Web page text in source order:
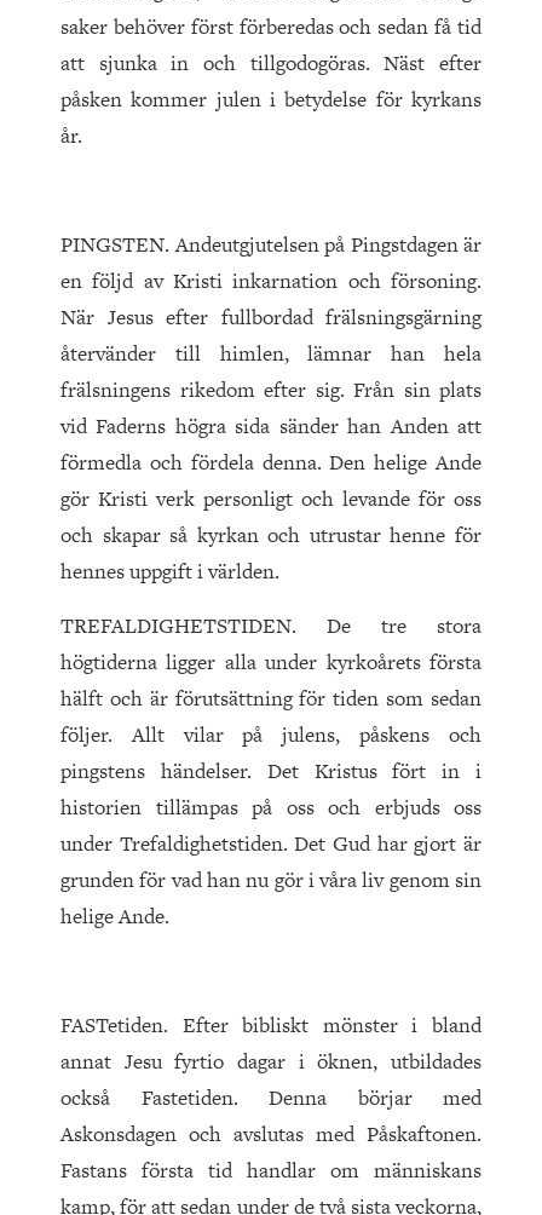
saker behöver först förberedas och sedan få tid
att sjunka in och tillgodogöras. Näst efter
påsken kommer julen i betydelse för kyrkans
år.
PINGSTEN. Andeutgjutelsen på Pingstdagen är
en följd av Kristi inkarnation och försoning.
När Jesus efter fullbordad frälsningsgärning
återvänder till himlen, lämnar han hela
frälsningens rikedom efter sig. Från sin plats
vid Faderns högra sida sänder han Anden att
förmedla och fördela denna. Den helige Ande
gör Kristi verk personligt och levande för oss
och skapar så kyrkan och utrustar henne för
hennes uppgift i världen.
TREFALDIGHETSTIDEN. De tre stora
högtiderna ligger alla under kyrkoårets första
hälft och är förutsättning för tiden som sedan
följer. Allt vilar på julens, påskens och
pingstens händelser. Det Kristus fört in i
historien tillämpas på oss och erbjuds oss
under Trefaldighetstiden. Det Gud har gjort är
grunden för vad han nu gör i våra liv genom sin
helige Ande.
FASTetiden. Efter bibliskt mönster i bland
annat Jesu fyrtio dagar i öknen, utbildades
också Fastetiden. Denna börjar med
Askonsdagen och avslutas med Påskaftonen.
Fastans första tid handlar om människans
kamp, för att sedan un­der de två sista veckorna,